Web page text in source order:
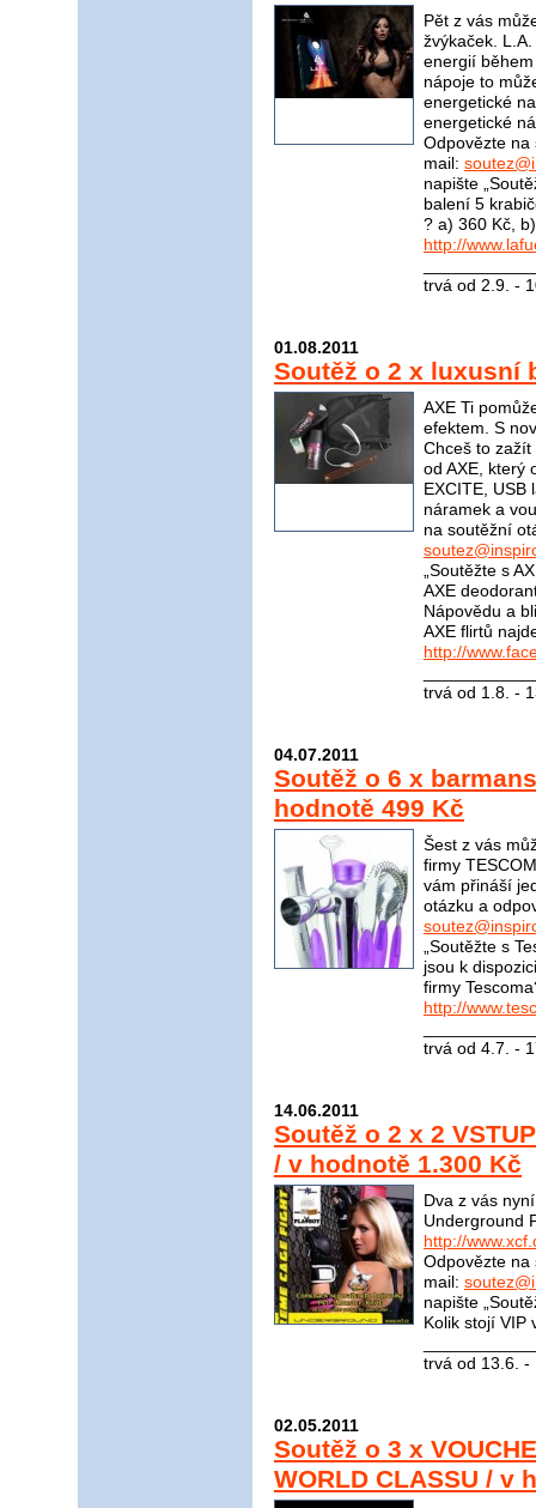
Pět z vás
žvýkaček.
energií
nápoje to
energetické
energetické
Odpovězte na
mail:
napište
balení 5
? a) 360 Kč,
http://
trvá od 2.9. -
01.08.2011
Soutěž o 2 x luxusní
AXE Ti
efektem. S
Chceš to
od AXE, který
EXCITE, USB
náramek a
na soutěžní
„Soutěžte s
AXE
Nápovědu a
AXE flirtů
http://
trvá od 1.8. -
04.07.2011
Soutěž o 6 x
hodnotě 499 Kč
Šest z vás
firmy
vám přináší
otázku a
„Soutěžte s
jsou k
firmy
http://
trvá od 4.7. -
14.06.2011
Soutěž o 2 x 2
/ v hodnotě 1.300 Kč
Dva z vás
Underground
http://
Odpovězte na
mail:
napište
Kolik stojí VIP
trvá od 13.6.
02.05.2011
Soutěž o 3 x
WORLD CLASSU / v